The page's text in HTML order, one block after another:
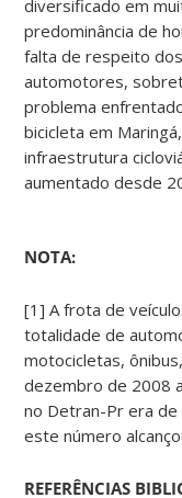
diversificado em
predominância de
falta de respeito
automotores,
problema
bicicleta em
infraestrutura
aumentado desde
NOTA:
[1] A frota de
totalidade de
motocicletas,
dezembro de 2008
no Detran-Pr era
este número
REFERÊNCIAS